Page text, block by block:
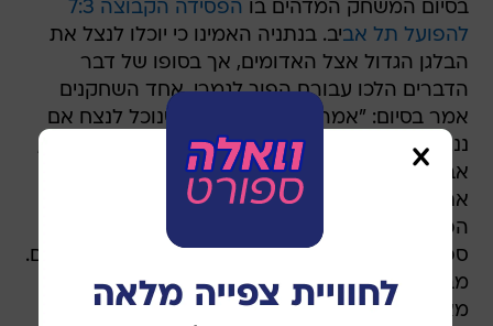
בסיום המשחק המדהים בו
הפסידה הקבוצה 7:3
להפועל תל אביב. בנתניה האמינו כי יוכלו לנצל את
הבלגן הגדול אצל האדומים, אך בסופו של דבר
הדברים הלכו עבורם הפוך לגמרי. אחד השחקנים
אמר בסיום: "אמרתי לפני המשחק שנוכל לנצח אם
ננצל את כל החסרונות ונקודות התורפה של הפועל,
אבל בסוף היינו לא אחראיים בצורה נפשעת. ניצלנו
את כל הבעיות של הפועל להבקיע גולים, אבל גם
הפקרנו את ההגנה וגרמנו לכך ששחקנים יורחקו.
ספגנו שערים של חוסר עזרה וחוסר גיבוי של שחקנים.
מבחינה טקטית, היינו בושה וחרפה. לשופטים היה
מאוד קל להוציא לנתניה אדומים בבלומפילד".